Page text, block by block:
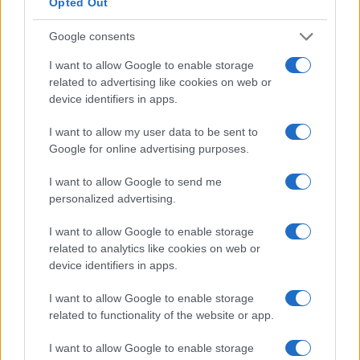
Google consents
I want to allow Google to enable storage
related to advertising like cookies on web or
device identifiers in apps.
I want to allow my user data to be sent to
Google for online advertising purposes.
I want to allow Google to send me
personalized advertising.
I want to allow Google to enable storage
related to analytics like cookies on web or
device identifiers in apps.
I want to allow Google to enable storage
related to functionality of the website or app.
I want to allow Google to enable storage
azione. Scarica il modello di
curriculum (compatibile con Google Docs e Word
Scarica il modello Word
Riprendi l’esempio con i verbi di azione
(versione testo)
Lewis Givens
18 Oak Lane
Cell: 555-555-5555
lgivens@email.com
RAPPRESENTANTE VENDITE FARMACEUTICHE
Educazione dei medici / Sviluppo del territorio /